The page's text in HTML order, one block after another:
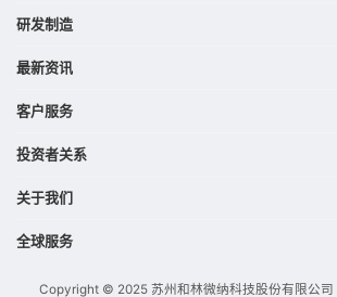
研发制造
最新资讯
客户服务
投资者关系
关于我们
全球服务
Copyright © 2025 苏州和林微纳科技股份有限公司